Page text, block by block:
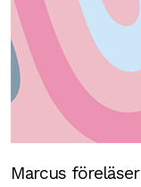
Marcus